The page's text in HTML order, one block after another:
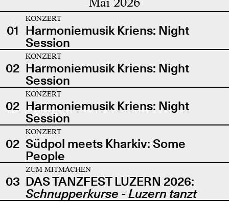
01
KONZERT
Harmoniemusik Kriens: Night
Session
02
KONZERT
Harmoniemusik Kriens: Night
Session
02
KONZERT
Harmoniemusik Kriens: Night
Session
02
KONZERT
Südpol meets Kharkiv: Some
People
03
ZUM MITMACHEN
DAS TANZFEST LUZERN 2026:
Schnupperkurse - Luzern tanzt